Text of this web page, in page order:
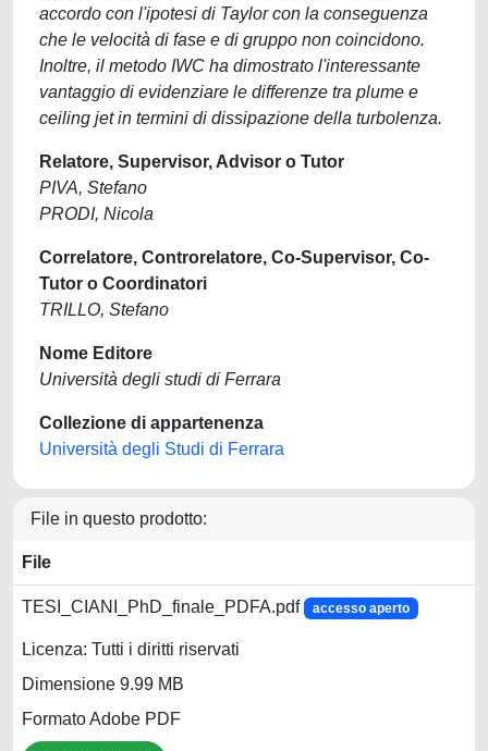
accordo con l'ipotesi di Taylor con la conseguenza
che le velocità di fase e di gruppo non coincidono.
Inoltre, il metodo IWC ha dimostrato l'interessante
vantaggio di evidenziare le differenze tra plume e
ceiling jet in termini di dissipazione della turbolenza.
Relatore, Supervisor, Advisor o Tutor
PIVA, Stefano
PRODI, Nicola
Correlatore, Controrelatore, Co-Supervisor, Co-
Tutor o Coordinatori
TRILLO, Stefano
Nome Editore
Università degli studi di Ferrara
Collezione di appartenenza
Università degli Studi di Ferrara
File in questo prodotto:
File
TESI_CIANI_PhD_finale_PDFA.pdf accesso aperto
Licenza: Tutti i diritti riservati
Dimensione 9.99 MB
Formato Adobe PDF